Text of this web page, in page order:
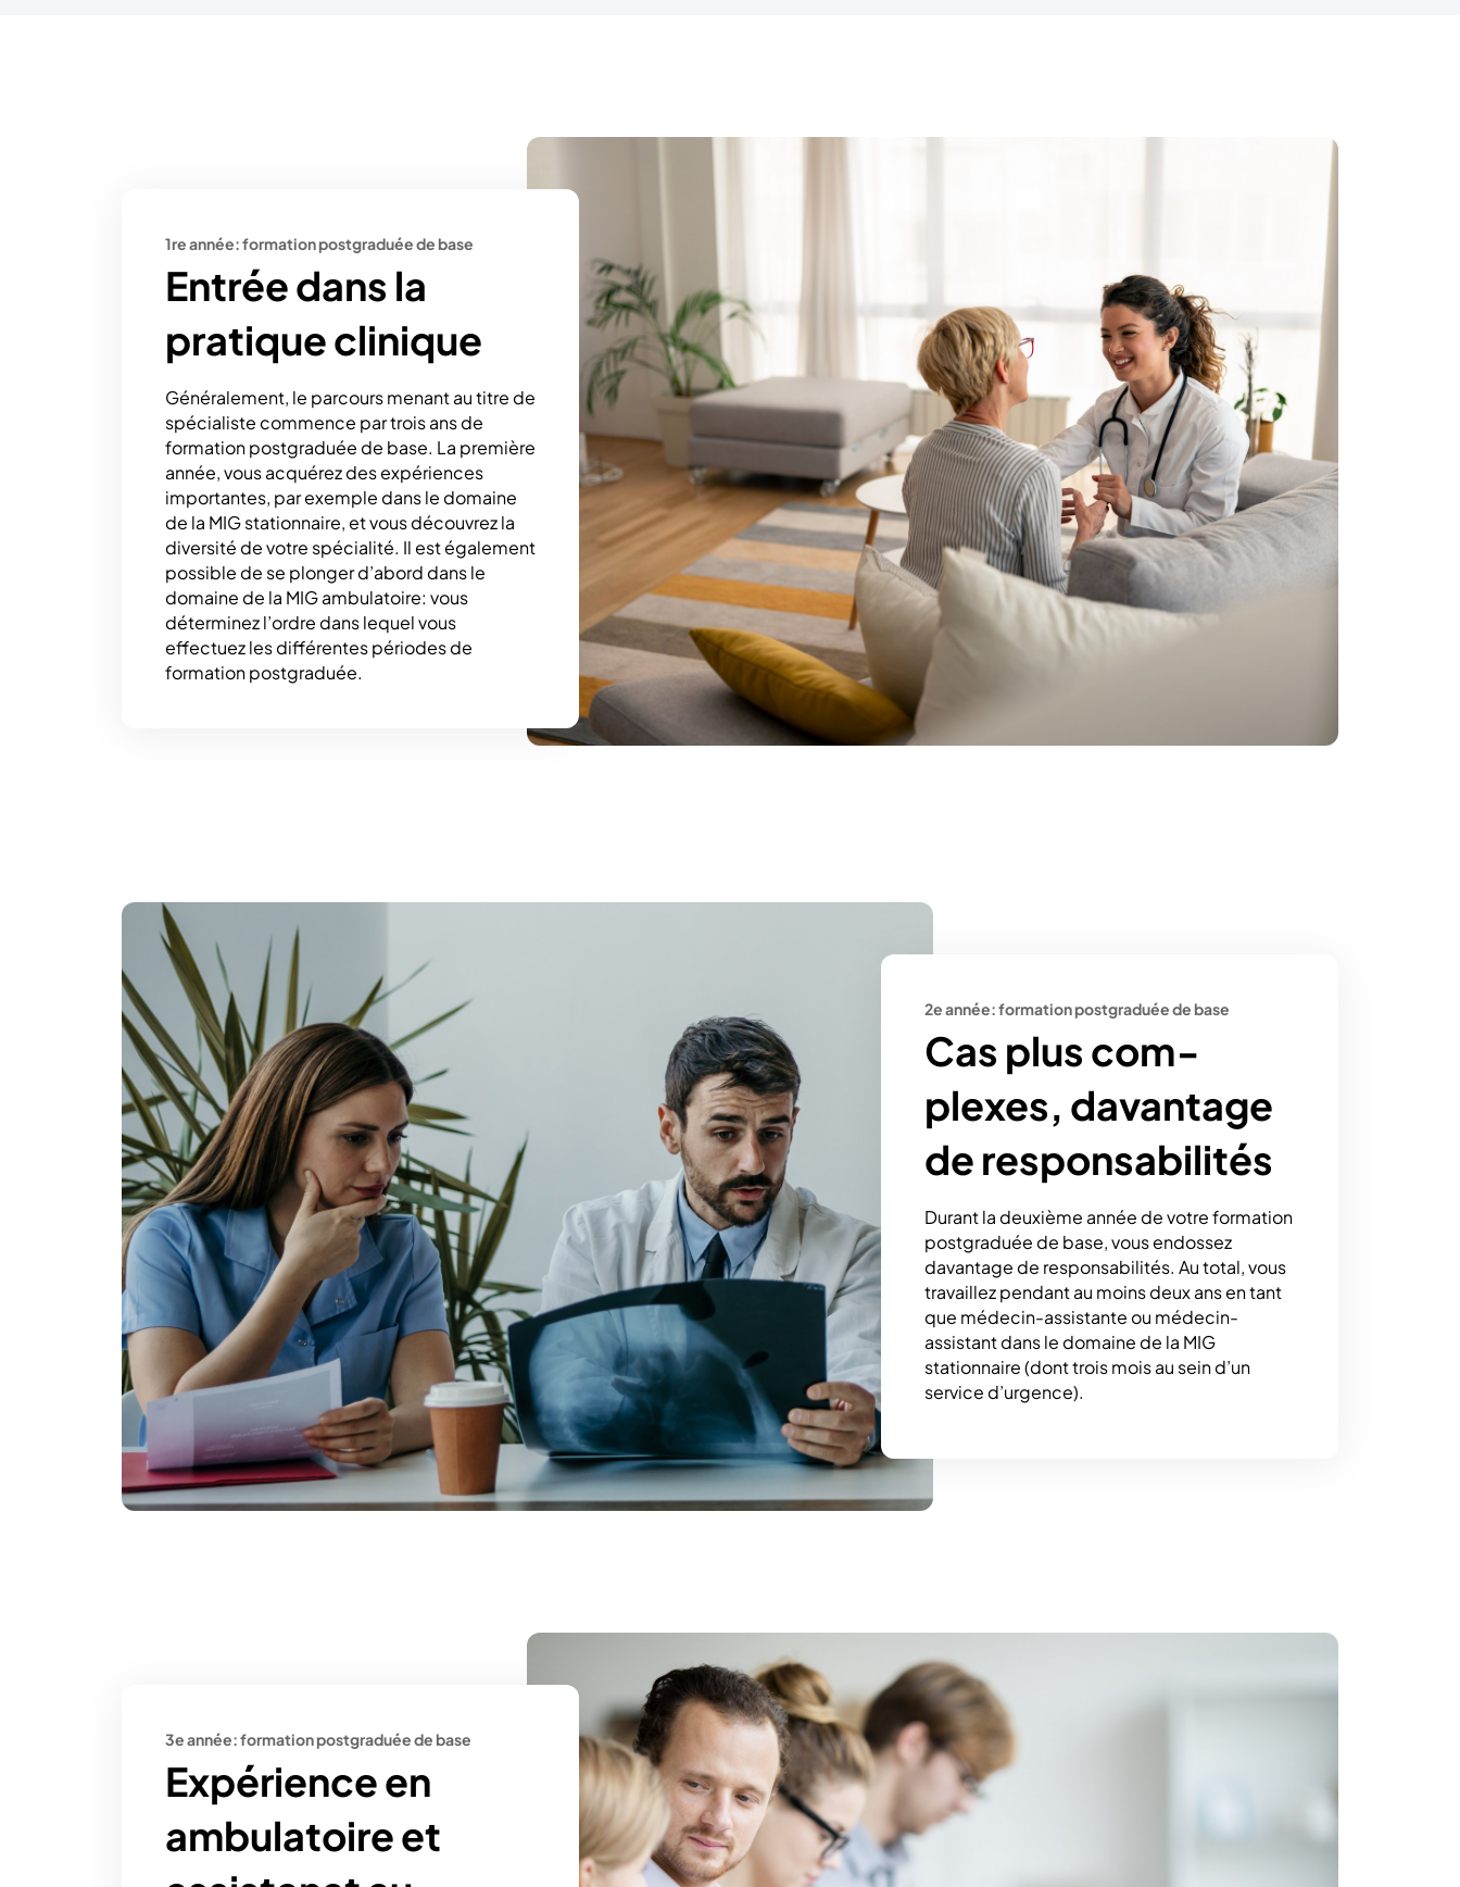
1re année: formation postgraduée de base
Entrée dans la
pratique clinique
Généralement, le parcours menant au titre de
spécialiste commence par trois ans de
formation postgraduée de base. La première
année, vous acquérez des expériences
importantes, par exemple dans le domaine
de la MIG stationnaire, et vous découvrez la
diversité de votre spécialité. Il est également
possible de se plonger d’abord dans le
domaine de la MIG ambulatoire: vous
déterminez l’ordre dans lequel vous
effectuez les différentes périodes de
formation postgraduée.
2e année: formation postgraduée de base
Cas plus com­
plexes, davan­tage
de responsabilités
Durant la deuxième année de votre formation
postgraduée de base, vous endossez
davantage de responsabilités. Au total, vous
travaillez pendant au moins deux ans en tant
que médecin-assistante ou médecin-
assistant dans le domaine de la MIG
stationnaire (dont trois mois au sein d’un
service d’urgence).
3e année: formation postgraduée de base
Expérience en
ambulatoire et
Choisir la langue
Deutsch
Français
Partager la page
Copier le lien